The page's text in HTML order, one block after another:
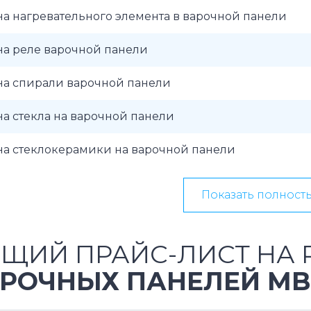
нагревательного элемента в варочной панели
реле варочной панели
спирали варочной панели
стекла на варочной панели
стеклокерамики на варочной панели
Показать
ПРАЙС-ЛИСТ НА
ПАНЕЛЕЙ